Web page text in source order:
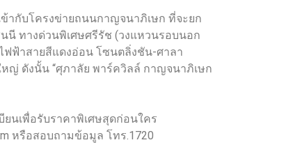
ากับโครงข่ายถนนกาญจนาภิเษก ที่จะยก
นี ทางด่วนพิเศษศรีรัช (วงแหวนรอบนอก
ฟฟ้าสายสีแดงอ่อน โซนตลิ่งชัน-ศาลา
หญ่ ดังนั้น “ศุภาลัย พาร์ควิลล์ กาญจนาภิเษก
ยนเพื่อรับราคาพิเศษสุดก่อนใคร
หรือสอบถามข้อมูล โทร.1720